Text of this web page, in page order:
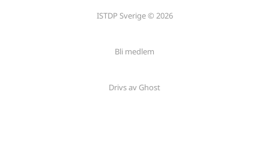
ISTDP Sverige © 2026
Bli medlem
Drivs av Ghost